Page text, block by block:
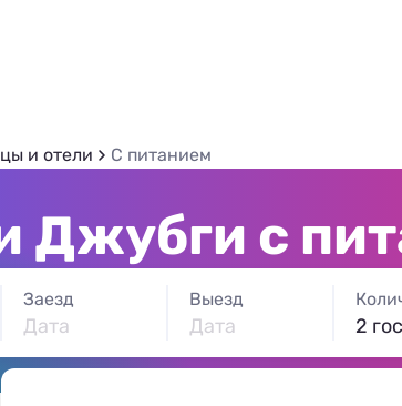
и отели С питанием
Джубги с
Заезд
Дата
Выезд
Дата 2